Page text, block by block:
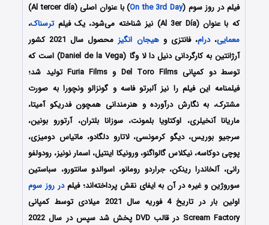
فیلمدر روز سوم (
On the 3rd Day
) با عنوان اصلی (Al tercer día)
که با عنوان (Al 3er Día) نیز شناخته می‌شود، یک فیلم
ترسناک،
معمایی،درام، فانتزی وهیجان انگیز
محصول سال 2021 کشور
آرژانتین به کارگردانی دنیل دا لا وگا (Daniel de la Vega) است که
توسط دو کمپانی‌ Del Toro Films و Furia Films تولید شد؛
فیلمنامه این فیلم را نیز آلبرتو فاسه و گونزالو ونچورا به صورت
مشترک، به نگارش درآورده و هنرمندانی همچون فدریکو آمیتا،
ماریانا آنخیلری، اوکتاویا بلمونت، سوزانا بلتران، آرتورو بونین،
سرجیو بوریس، دیگو کرمونسی، لاتارو دلگادو، ماتیاس دومیزی،
پوچی دوکاسه، نیکلاس گالواگنو، ورونیکا اینتیل، اسمار نونیز، رودولفو
رانی، آلخاندرا رینکن، جراردو رومانو، اسوالدو سانتورو، سباستین
سوروژین و غیره در آن به ایفای نقش پرداخته‌اند؛ فیلمدر روز سوم
اولین بار در تاریخ 4 فوریه سال 2021 میلادی توسط کمپانی‌
Scream Factory در قالب DVD پخش شد سپس در سال 2022